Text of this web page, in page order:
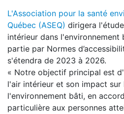
L'Association pour la santé
Québec (ASEQ) dirigera
intérieur dans l'environnement
partie par Normes
s'étendra de 2023 à 2026.
« Notre objectif principal est
l'air intérieur et son impact
l'environnement bâti, en
particulière aux personnes